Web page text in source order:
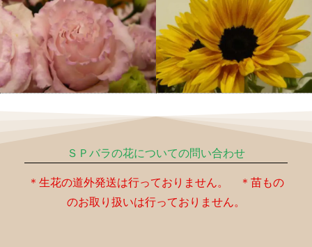
ＳＰバラの花についての問い合わせ
＊生花の道外発送は行っておりません。 ＊苗もの
のお取り扱いは行っておりません。